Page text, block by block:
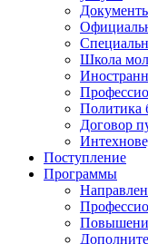
Школа
Политика
Договор
Поступление
Программы